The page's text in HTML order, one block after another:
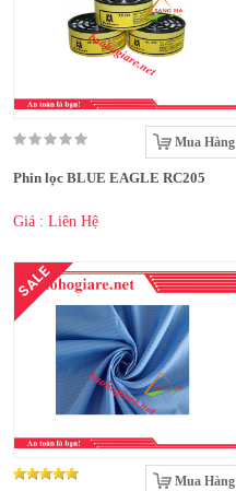
Mua Hàng
Phin lọc BLUE EAGLE RC205
Giá : Liên Hệ
SALE
Mua Hàng